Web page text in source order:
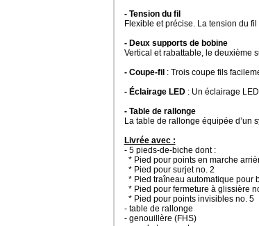
- Tension du fil
Flexible et précise. La tension du
- Deux supports de bobine
Vertical et rabattable, le deuxième
- Coupe-fil: Trois coupe fils
- Éclairage LED: Un éclairage
-Table de rallonge
La table de rallonge équipée d’un
Livrée avec :
- 5 pieds-de-biche dont :
* Pied pour points en marche
* Pied pour surjet no. 2
* Pied traîneau automatique pour
* Pied pour fermeture à glissière
* Pied pour points invisibles no. 5
- table de rallonge
- genouillère (FHS)